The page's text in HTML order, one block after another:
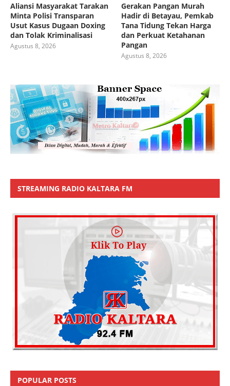
Aliansi Masyarakat Tarakan
Minta Polisi Transparan
Usut Kasus Dugaan Doxing
dan Tolak Kriminalisasi
Agustus 8, 2026
Gerakan Pangan Murah
Hadir di Betayau, Pemkab
Tana Tidung Tekan Harga
dan Perkuat Ketahanan
Pangan
Agustus 8, 2026
STREAMING RADIO KALTARA FM
POPULAR POSTS